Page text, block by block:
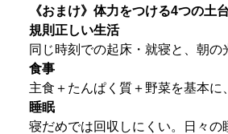
《おまけ》体力をつける4つの土台
規則正しい生活
同じ時刻での起床・就寝と、朝の
食事
主食＋たんぱく質＋野菜を基本に
睡眠
寝だめでは回収しにくい。日々の